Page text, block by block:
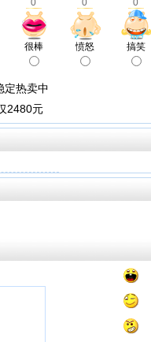
0 0 0
很棒 愤怒 搞笑
定热卖中
2480元